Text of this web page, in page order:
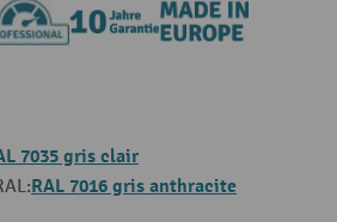
7035 gris clair
RAL 7016 gris anthracite